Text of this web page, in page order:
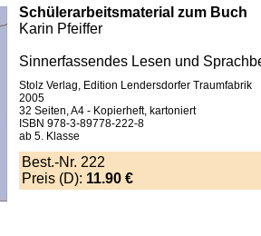
Schülerarbeitsmaterial zum Buch
Karin Pfeiffer
Sinnerfassendes Lesen und
Stolz Verlag, Edition Lendersdorfer Traumfabrik
2005
32 Seiten, A4 - Kopierheft, kartoniert
ISBN 978-3-89778-222-8
ab 5. Klasse
Best.-Nr. 222
Preis (D): 11.90 €